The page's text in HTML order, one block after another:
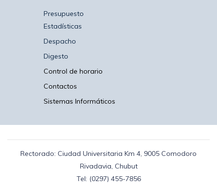
Presupuesto
Estadísticas
Despacho
Digesto
Control de horario
Contactos
Sistemas Informáticos
Rectorado: Ciudad Universitaria Km 4, 9005 Comodoro
Rivadavia, Chubut
Tel: (0297) 455-7856